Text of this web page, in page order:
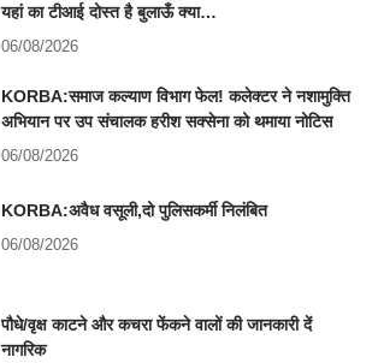
यहां का टीआई दोस्त है बुलाऊँ क्या…
06/08/2026
KORBA:समाज कल्याण विभाग फेल! कलेक्टर ने नशामुक्ति
अभियान पर उप संचालक हरीश सक्सेना को थमाया नोटिस
06/08/2026
KORBA:अवैध वसूली,दो पुलिसकर्मी निलंबित
06/08/2026
पौधे/वृक्ष काटने और कचरा फेंकने वालों की जानकारी दें
नागरिक